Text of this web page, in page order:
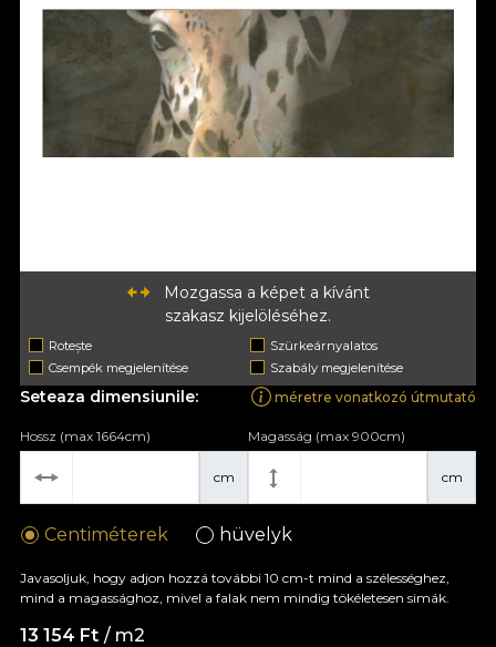
Mozgassa a képet a kívánt
szakasz kijelöléséhez.
Rotește
Szürkeárnyalatos
Csempék megjelenítése
Szabály megjelenítése
Seteaza dimensiunile: méretre vonatkozó útmutató
cm
Hossz (max 1664cm)
cm
Magasság (max 900cm)
Centiméterek hüvelyk
Javasoljuk, hogy adjon hozzá további 10 cm-t mind a szélességhez,
mind a magassághoz, mivel a falak nem mindig tökéletesen simák.
13 154 Ft / m2